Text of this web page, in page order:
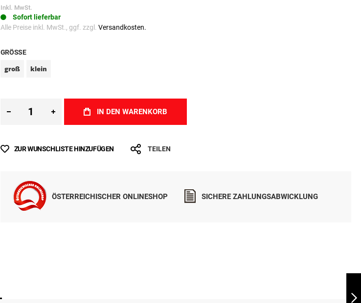
Inkl. MwSt.
Sofort lieferbar
Alle Preise inkl. MwSt., ggf. zzgl. Versandkosten.
GRÖSSE
groß klein
IN DEN WARENKORB
ZUR WUNSCHLISTE HINZUFÜGEN TEILEN
ÖSTERREICHISCHER ONLINESHOP SICHERE ZAHLUNGSABWICKLUNG